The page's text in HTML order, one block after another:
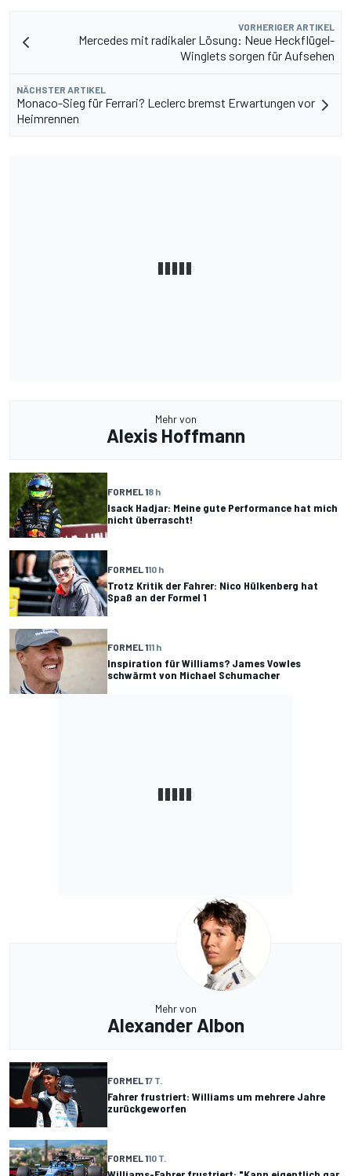
VORHERIGER ARTIKEL
Mercedes mit radikaler Lösung: Neue Heckflügel-
Winglets sorgen für Aufsehen
NÄCHSTER ARTIKEL
Monaco-Sieg für Ferrari? Leclerc bremst Erwartungen vor
Heimrennen
Mehr von
Alexis Hoffmann
FORMEL 18 h
Isack Hadjar: Meine gute Performance hat mich
nicht überrascht!
FORMEL 110 h
Trotz Kritik der Fahrer: Nico Hülkenberg hat
Spaß an der Formel 1
FORMEL 111 h
Inspiration für Williams? James Vowles
schwärmt von Michael Schumacher
Mehr von
Alexander Albon
FORMEL 17 T.
Fahrer frustriert: Williams um mehrere Jahre
zurückgeworfen
FORMEL 110 T.